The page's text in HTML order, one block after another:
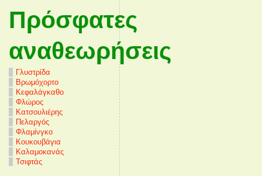
Πρόσφατες
αναθεωρήσεις
Γλυστρίδα
Βρωμόχορτο
Κεφαλάγκαθο
Φλώρος
Κατσουλιέρης
Πελαργός
Φλαμίνγκο
Κουκουβάγια
Καλαμοκανάς
Τσιφτάς